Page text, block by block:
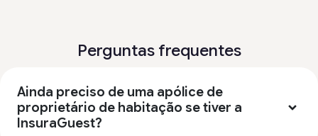
Perguntas frequentes
Ainda preciso de uma apólice de
proprietário de habitação se tiver a
InsuraGuest?